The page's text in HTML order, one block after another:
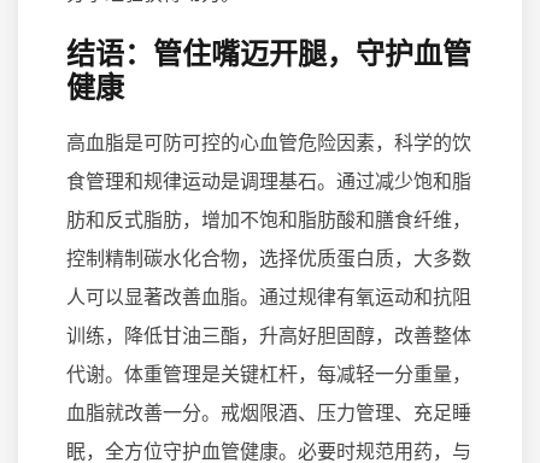
结语：管住嘴迈开腿，守护血管
健康
高血脂是可防可控的心血管危险因素，科学的饮
食管理和规律运动是调理基石。通过减少饱和脂
肪和反式脂肪，增加不饱和脂肪酸和膳食纤维，
控制精制碳水化合物，选择优质蛋白质，大多数
人可以显著改善血脂。通过规律有氧运动和抗阻
训练，降低甘油三酯，升高好胆固醇，改善整体
代谢。体重管理是关键杠杆，每减轻一分重量，
血脂就改善一分。戒烟限酒、压力管理、充足睡
眠，全方位守护血管健康。必要时规范用药，与